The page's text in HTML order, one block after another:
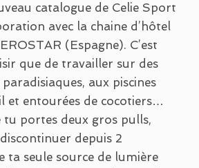
catalogue de Celie Sport
avec la chaine d’hôtel
(Espagne). C’est
que de travailler sur des
aux piscines
et entourées de cocotiers…
portes deux gros pulls,
depuis 2
ta seule source de lumière